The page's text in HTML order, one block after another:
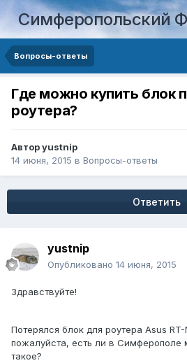
Симферопольский
Вопросы-ответы
Где можно купить блок
роутера?
Авторyustnip
14 июня, 2015 в Вопросы-ответы
Ответить
yustnip
Опубликовано 14 июня, 2015
Здравствуйте!
Потерялся блок для роутера Asus
пожалуйста, есть ли в Симферополе
такое?